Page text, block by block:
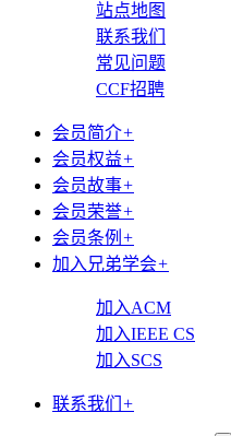
站点地图
联系我们
常见问题
CCF招聘
会员简介+
会员权益+
会员故事+
会员荣誉+
会员条例 +
加入兄弟学会+
加入ACM
加入IEEE CS
加入SCS
联系我们 +